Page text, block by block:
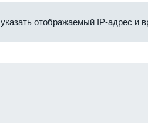
отображаемый IP-адрес и